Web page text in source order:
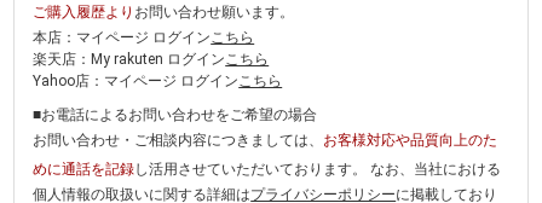
ご購入履歴より お問い合わせ願います。
本店：マイページ ログイン こちら
楽天店：My rakuten ログイン こちら
Yahoo店：マイページ ログイン こちら
■お電話によるお問い合わせをご希望の場合
お問い合わせ・ご相談内容につきましては、 お客様対応や品質向上のた
めに通話を記録し活用させていただいております。 なお、当社における
個人情報の取扱いに関する詳細はプライバシーポリシーに掲載しており